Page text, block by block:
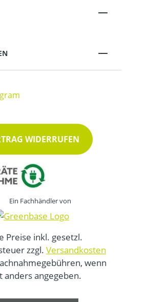
WIDERRUFEN
Ein Fachhändler von
Preise inkl. gesetzl.
zzgl. Versandkosten
wenn
anders angegeben.